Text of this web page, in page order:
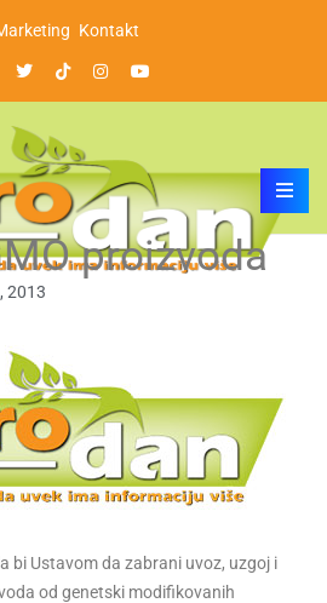
Kontakt
proizvoda
2013
bi Ustavom da zabrani uvoz, uzgoj i
od genetski modifikovanih